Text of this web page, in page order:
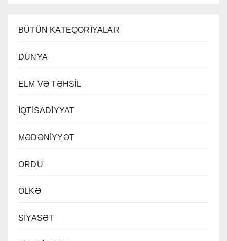
BÜTÜN KATEQORİYALAR
DÜNYA
ELM VƏ TƏHSİL
İQTİSADİYYAT
MƏDƏNİYYƏT
ORDU
ÖLKƏ
SİYASƏT